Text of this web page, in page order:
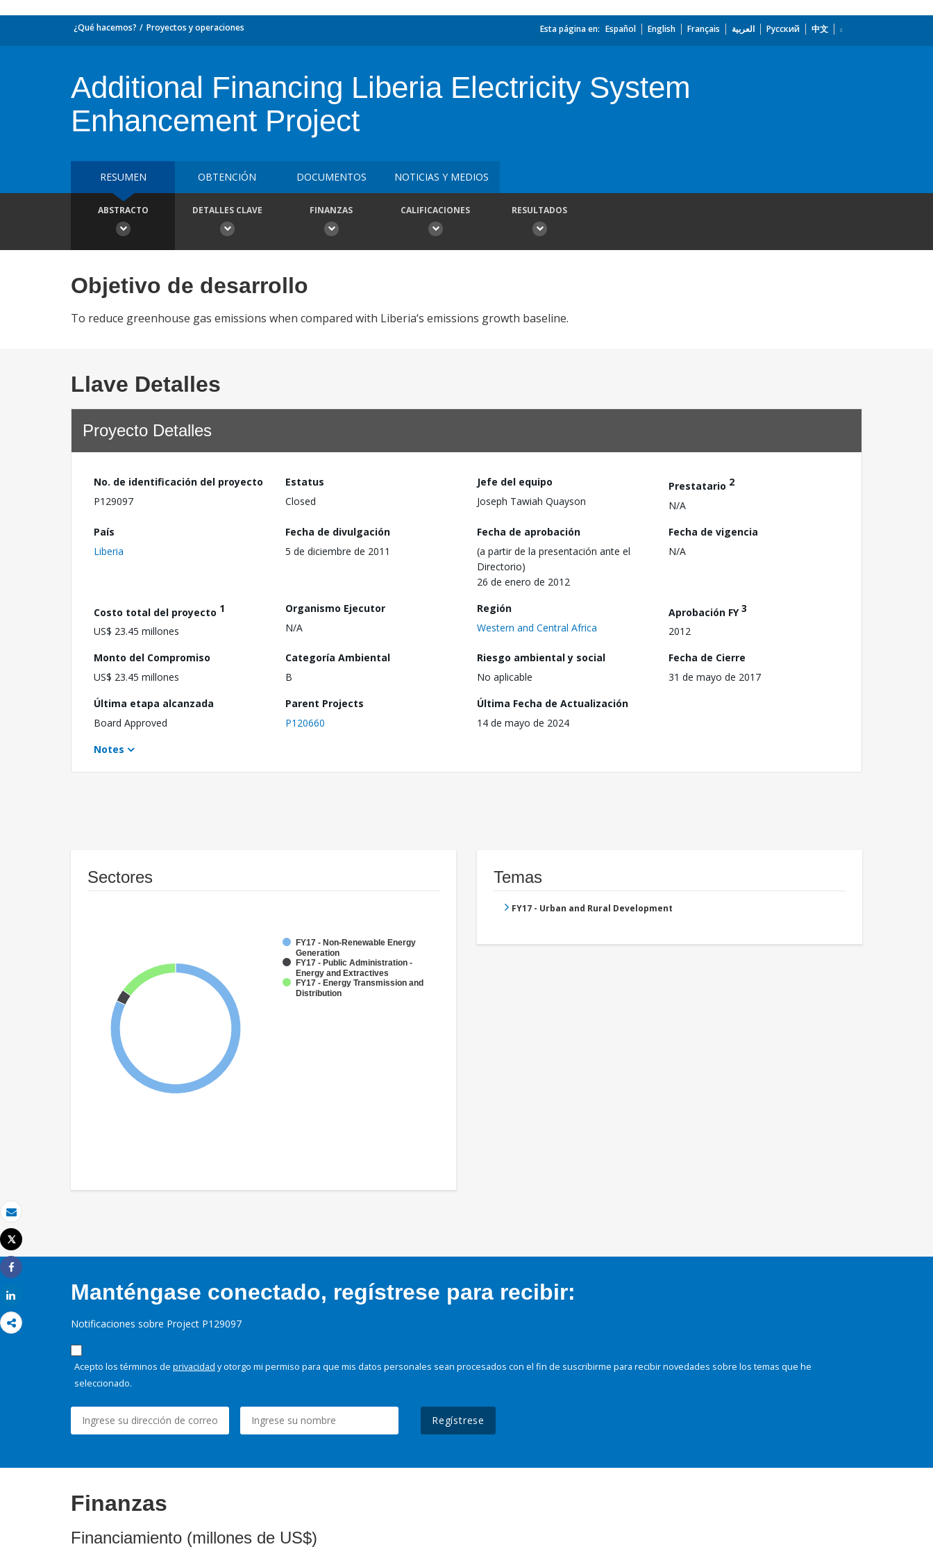
Correo electrónico
Imprimir
Tweet
Share
¿Qué hacemos? Proyectos y operaciones Esta página en: Español English Français العربية Русский 中文
Additional Financing Liberia Electricity System
Enhancement Project
RESUMEN OBTENCIÓN DOCUMENTOS NOTICIAS Y MEDIOS
ABSTRACTO DETALLES CLAVE FINANZAS CALIFICACIONES RESULTADOS
Objetivo de desarrollo
To reduce greenhouse gas emissions when compared with Liberia‘s emissions growth baseline.
Llave Detalles
Proyecto Detalles
No. de identificación del proyecto
P129097
Estatus
Closed
Jefe del equipo
Joseph Tawiah Quayson
Prestatario 2
N/A
País
Liberia
Fecha de divulgación
5 de diciembre de 2011
Fecha de aprobación
(a partir de la presentación ante el
Directorio)
26 de enero de 2012
Fecha de vigencia
N/A
Costo total del proyecto 1
US$ 23.45 millones
Organismo Ejecutor
N/A
Región
Western and Central Africa
Aprobación FY3
2012
Monto del Compromiso
US$ 23.45 millones
Categoría Ambiental
B
Riesgo ambiental y social
No aplicable
Fecha de Cierre
31 de mayo de 2017
Última etapa alcanzada
Board Approved
Parent Projects
P120660
Última Fecha de Actualización
14 de mayo de 2024
Notes
Sectores
FY17 - Non-Renewable Energy
Generation
FY17 - Public Administration -
Energy and Extractives
FY17 - Energy Transmission and
Distribution
Temas
FY17 - Urban and Rural Development
Manténgase conectado, regístrese para recibir:
Notificaciones sobre Project P129097
Acepto los términos de privacidad y otorgo mi permiso para que mis datos personales sean procesados con el fin de suscribirme para recibir novedades sobre los temas que he
seleccionado.
Regístrese
Finanzas
Financiamiento (millones de US$)